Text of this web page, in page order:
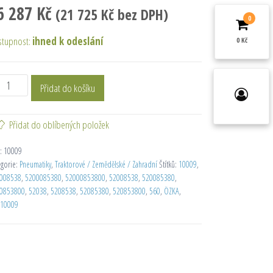
287 Kč (21 725 Kčbez DPH)
ihned k odeslání
Přidat do košíku
Přidat do oblíbených položek
10009
Pneumatiky, Traktorové / Zemědělské / ZahradníŠtítků: 10009,
, 5200085380, 52000853800, 52008538, 520085380,
, 52038, 5208538, 52085380, 520853800, 560, ÖZKA,
0
0 Kč